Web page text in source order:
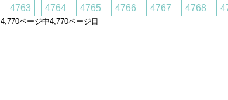
4763 4764 4765 4766 4767 4768
4,770ページ中4,770ページ目